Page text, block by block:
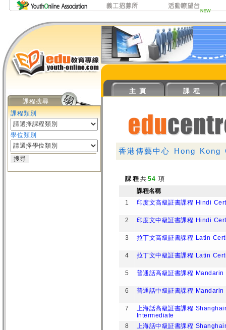
課程搜尋
課程類別
學位類別
主 頁 課 程
香港傳藝中心 Hong
課 程 共 54 項
課程名稱
1
印度文高級証書課程 Hindi
2 印度文中級証書課程 Hindi
3 拉丁文高級証書課程 Latin
4 拉丁文中級証書課程 Latin
5 普通話高級証書課程
6 普通話中級証書課程
7
上海話高級証書課程
Intermediate
8
上海話中級証書課程